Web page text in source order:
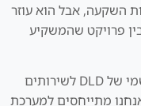
השקעה, אבל הוא עוזר
פרויקט שהמשקיע
Dubai REST משמשת כערוץ דיגיטלי רשמי של DLD לשירותים
מתייחסים למערכת